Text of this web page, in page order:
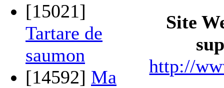
[15021]
Tartare de
saumon
[14592] Ma
Site
http://